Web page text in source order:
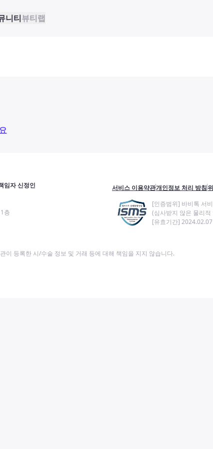
니티뷰티랩
임자 신정인
층
서비스 이용약관개인정보 처리 방침
[인증범위] 바비톡 서
(심사받지 않은 물리적
[유효기간]
이 등록한 시/수술 정보 및 거래 등에 대해 책임을 지지 않습니다.